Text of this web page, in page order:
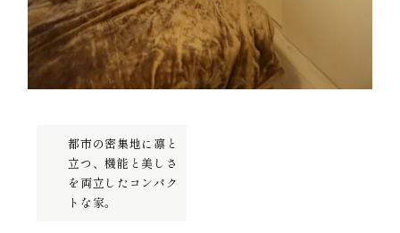
都市の密集地に凛と
立つ、機能と美しさ
を両立したコンパク
トな家。